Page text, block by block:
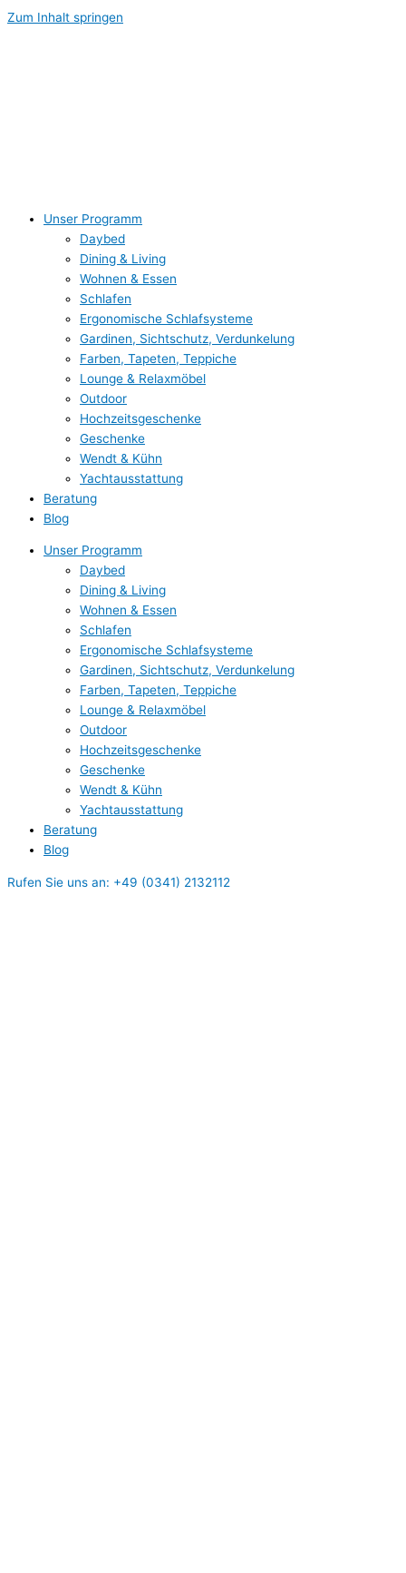
Zum Inhalt springen
Unser Programm
Daybed
Dining & Living
Wohnen & Essen
Schlafen
Ergonomische Schlafsysteme
Gardinen, Sichtschutz, Verdunkelung
Farben, Tapeten, Teppiche
Lounge & Relaxmöbel
Outdoor
Hochzeitsgeschenke
Geschenke
Wendt & Kühn
Yachtausstattung
Beratung
Blog
Unser Programm
Daybed
Dining & Living
Wohnen & Essen
Schlafen
Ergonomische Schlafsysteme
Gardinen, Sichtschutz, Verdunkelung
Farben, Tapeten, Teppiche
Lounge & Relaxmöbel
Outdoor
Hochzeitsgeschenke
Geschenke
Wendt & Kühn
Yachtausstattung
Beratung
Blog
Rufen Sie uns an: +49 (0341) 2132112